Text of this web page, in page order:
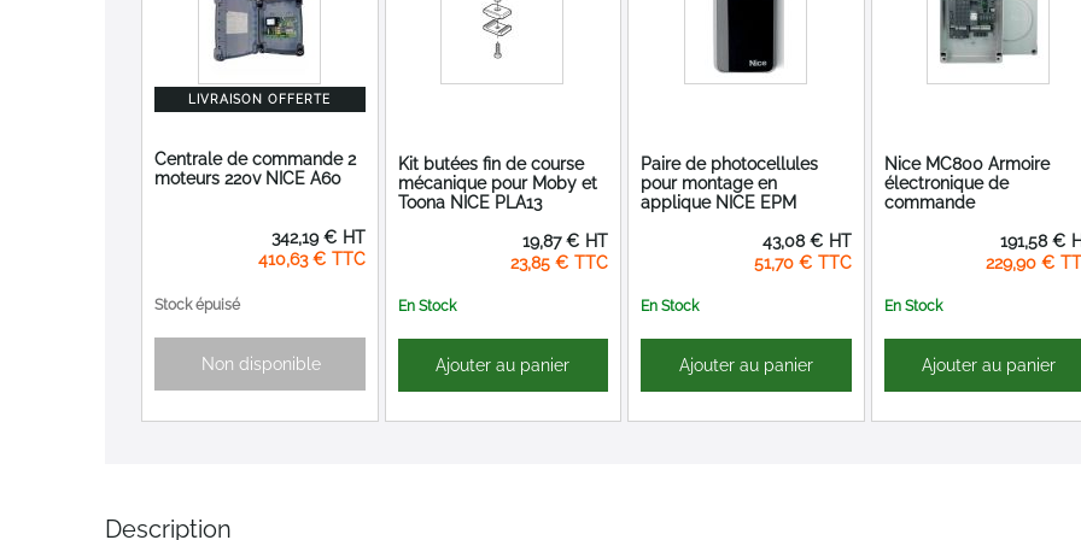
Description
LIVRAISON OFFERTE
Centrale de commande 2
moteurs 220v NICE A60
Stock épuisé
410,63 €
342,19 €
Non disponible
Kit butées fin de course
mécanique pour Moby et
Toona NICE PLA13
En Stock
23,85 €
19,87 €
Ajouter au panier
Paire de photocellules
pour montage en
applique NICE EPM
En Stock
51,70 €
43,08 €
Ajouter au panier
Nice MC800 Armoire
électronique de
commande
En Stock
229,90 €
191,58 €
Ajouter au panier